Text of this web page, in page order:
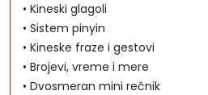
• Kineski glagoli
• Sistem pinyin
• Kineske fraze i gestovi
• Brojevi, vreme i mere
• Dvosmeran mini rečnik